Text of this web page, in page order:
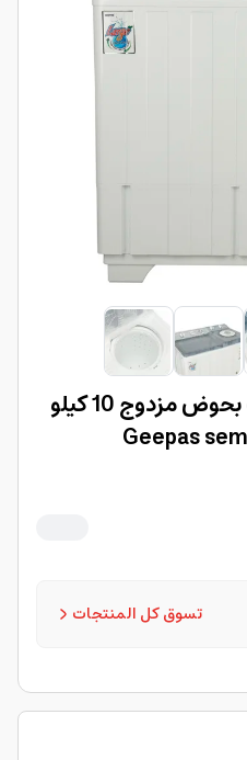
غسالة نصف أتوماتيكية بحوض مزدوج 10 كيلو
Geepas
تسوق كل المنتجات